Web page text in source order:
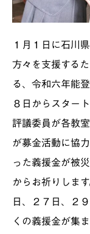
１月１日に石川
方々を支援する
る、令和六年能
８日からスター
評議委員が各教
が募金活動に協
った義援金が被
からお祈りしま
日、２７日、２
くの義援金が集